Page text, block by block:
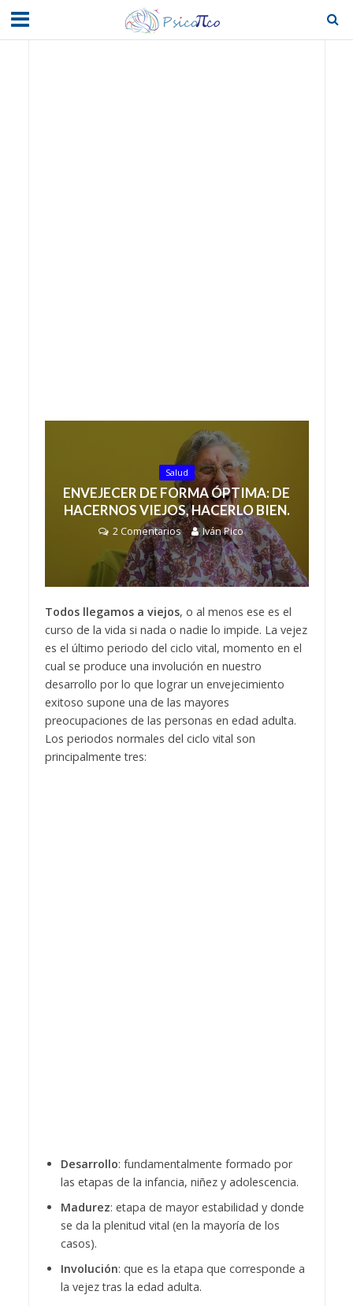
Salud
ENVEJECER DE FORMA ÓPTIMA: DE
HACERNOS VIEJOS, HACERLO BIEN.
2 Comentarios Iván Pico
Todos llegamos a viejos, o al menos ese es el
curso de la vida si nada o nadie lo impide. La vejez
es el último periodo del ciclo vital, momento en el
cual se produce una involución en nuestro
desarrollo por lo que lograr un envejecimiento
exitoso supone una de las mayores
preocupaciones de las personas en edad adulta.
Los periodos normales del ciclo vital son
principalmente tres:
Desarrollo: fundamentalmente formado por
las etapas de la infancia, niñez y adolescencia.
Madurez: etapa de mayor estabilidad y donde
se da la plenitud vital (en la mayoría de los
casos).
Involución: que es la etapa que corresponde a
la vejez tras la edad adulta.